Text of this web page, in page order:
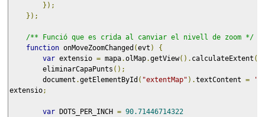
});
});
/** Funció que es crida al canviar el nivell de zoom */
function onMoveZoomChanged (evt )
{
var extensio = mapa.olMap.getView(). calculateExtent
        eliminarCapaPunts
();
        document
.getElementById ( "extentMap" ).textContent =
extensio;
var DOTS_PER_INCH = 90.71446714322